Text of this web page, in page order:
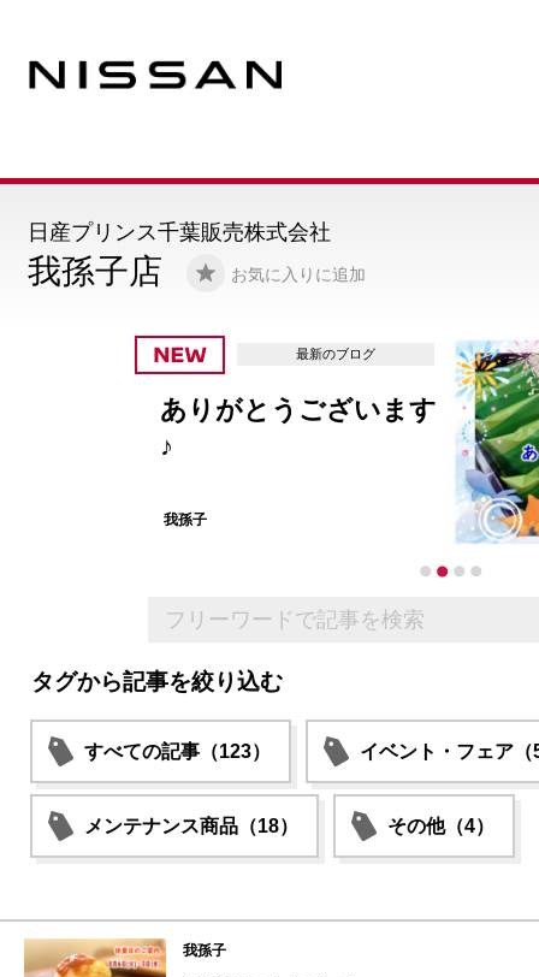
我孫子店 お気に入りに追加
日産プリンス千葉販売株式会社
最新のブログ
ありがとうございます
♪
我孫子
タグから記事を絞り込む
すべての記事（123） イベント・フェア（
メンテナンス商品（18） その他（4）
我孫子